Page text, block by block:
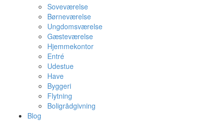
Soveværelse
Børneværelse
Ungdomsværelse
Gæsteværelse
Hjemmekontor
Entré
Udestue
Have
Byggeri
Flytning
Boligrådgivning
Blog